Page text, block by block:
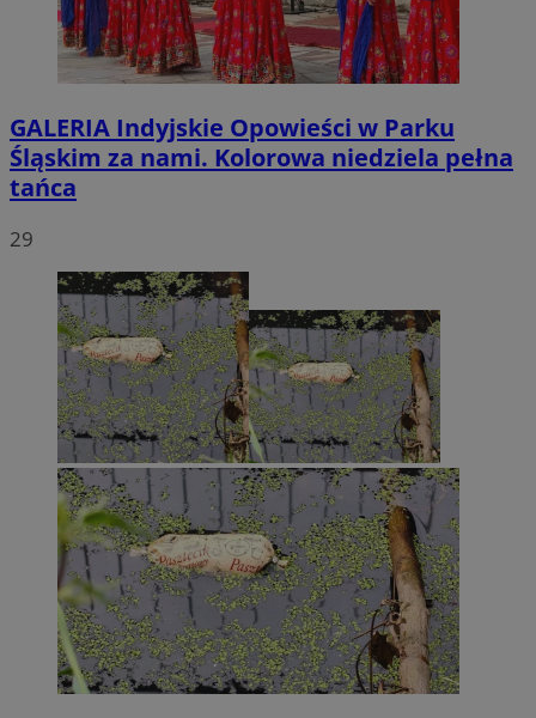
GALERIA Indyjskie Opowieści w Parku
Śląskim za nami. Kolorowa niedziela pełna
tańca
29